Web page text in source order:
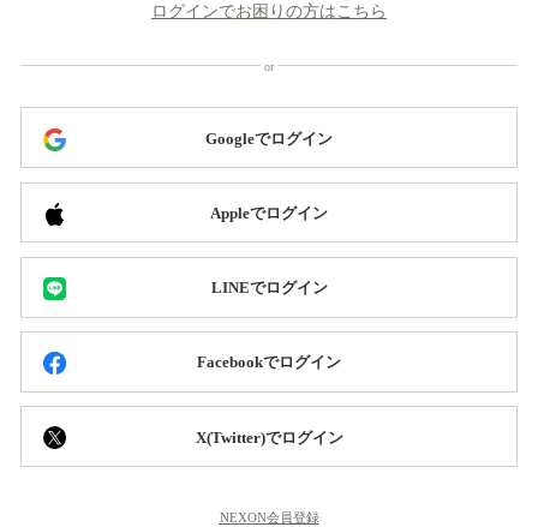
ログインでお困りの方はこちら
Googleでログイン
Appleでログイン
LINEでログイン
Facebookでログイン
X(Twitter)でログイン
NEXON会員登録